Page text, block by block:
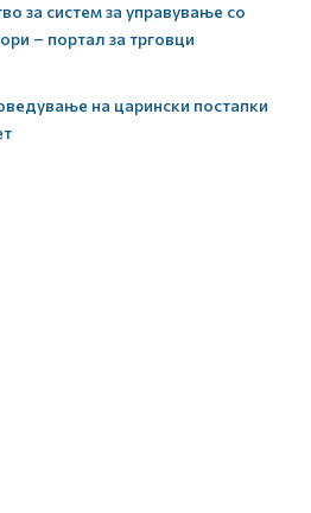
за систем за управување со
– портал за трговци
на царински постапки